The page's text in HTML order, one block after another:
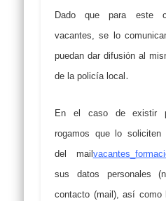
Dado que para este
vacantes, se lo
puedan dar difusión al
de la policía local .
En el caso de existir
rogamos que lo soliciten
del mail
sus datos personales
contacto (mail), así